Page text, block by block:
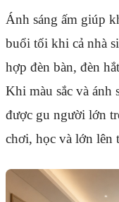
Ánh sáng ấm giúp
buổi tối khi cả nhà
hợp đèn bàn, đèn
Khi màu sắc và ánh
được gu người lớn
chơi, học và lớn lên